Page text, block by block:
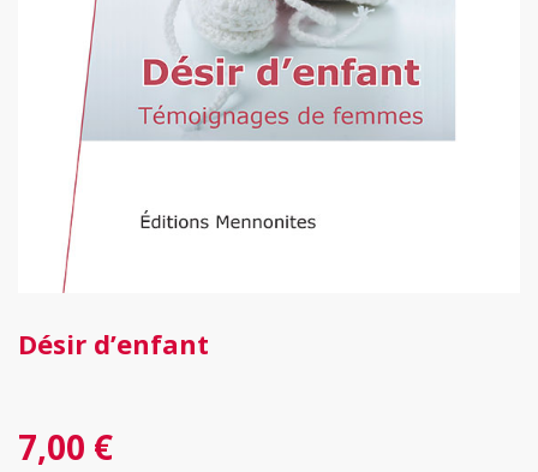
Désir d’enfant
7,00 €